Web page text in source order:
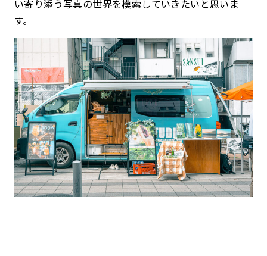
い寄り添う写真の世界を模索していきたいと思いま
す。